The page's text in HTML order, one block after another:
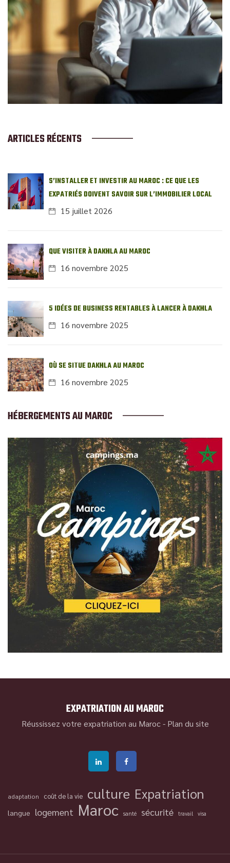
ARTICLES RÉCENTS
S’INSTALLER ET INVESTIR AU MAROC : CE QUE LES
EXPATRIÉS DOIVENT SAVOIR SUR L’IMMOBILIER LOCAL
15 juillet 2026
QUE VISITER À DAKHLA AU MAROC
16 novembre 2025
5 IDÉES DE BUSINESS RENTABLES À LANCER À DAKHLA
16 novembre 2025
OÙ SE SITUE DAKHLA AU MAROC
16 novembre 2025
HÉBERGEMENTS AU MAROC
EXPATRIATION AU MAROC
Réussissez votre expatriation au Maroc - Plan du site
adaptation coût de la vie culture Expatriation
langue logement Maroc santé sécurité travail visa